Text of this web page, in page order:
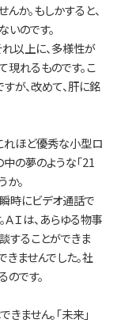
か。もしかすると、
のです。
以上に、多様性が
現れるものです。こ
が、改めて、肝に銘
れほど優秀な小型ロ
の夢のような「21
。
瞬時にビデオ通話で
Ｉは、あらゆる物事
することができま
ませんでした。社
です。
ません。「未来」